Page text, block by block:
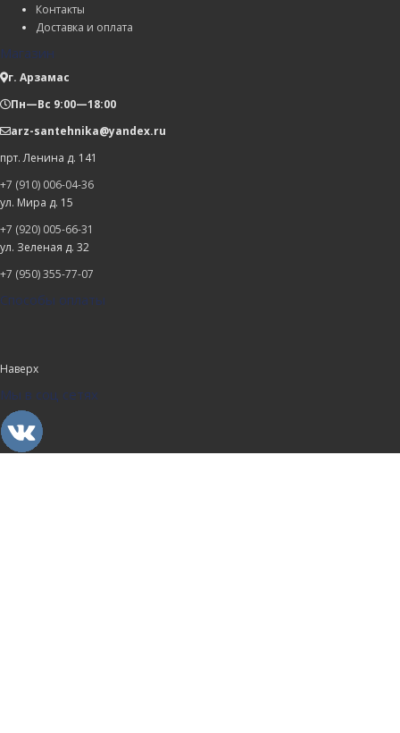
Контакты
Доставка и оплата
Магазин
г. Арзамас
Пн—Вс 9:00—18:00
arz-santehnika@yandex.ru
прт. Ленина д. 141
+7 (910) 006-04-36
ул. Мира д. 15
+7 (920) 005-66-31
ул. Зеленая д. 32
+7 (950) 355-77-07
Способы оплаты
Наверх
Мы в соц сетях